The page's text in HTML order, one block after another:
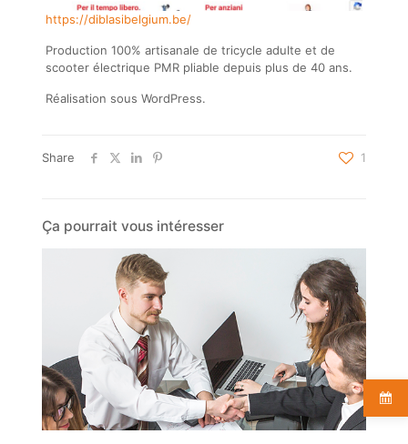
https://diblasibelgium.be/
Production 100% artisanale de tricycle adulte et de
scooter électrique PMR pliable depuis plus de 40 ans.
Réalisation sous WordPress.
Share 1
Ça pourrait vous intéresser